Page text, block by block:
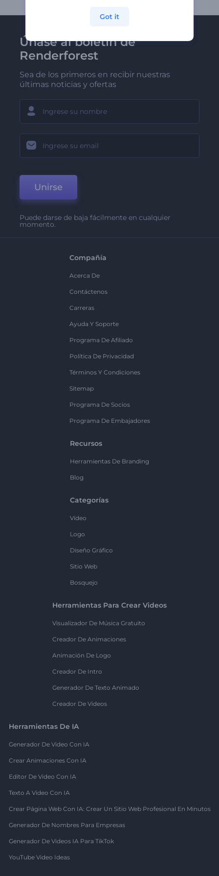
Únase al boletín de
Renderforest
Sea de los primeros en recibir nuestras
últimas noticias y ofertas
Unirse
Puede darse de baja fácilmente en cualquier
momento.
Compañía
Acerca De
Contáctenos
Carreras
Ayuda Y Soporte
Programa De Afiliado
Política De Privacidad
Términos Y Condiciones
Sitemap
Programa De Socios
Programa De Embajadores
Recursos
Herramientas De Branding
Blog
Categorías
Vídeo
Logo
Diseño Gráfico
Sitio Web
Bosquejo
Herramientas Para Crear Videos
Visualizador De Música Gratuito
Creador De Animaciones
Animación De Logo
Creador De Intro
Generador De Texto Animado
Creador De Videos
Herramientas De IA
Generador De Video Con IA
Crear Animaciones Con IA
Editor De Video Con IA
Texto A Video Con IA
Crear Página Web Con IA: Crear Un Sitio Web Profesional En Minutos
Generador De Nombres Para Empresas
Generador De Videos IA Para TikTok
YouTube Video Ideas
Got it